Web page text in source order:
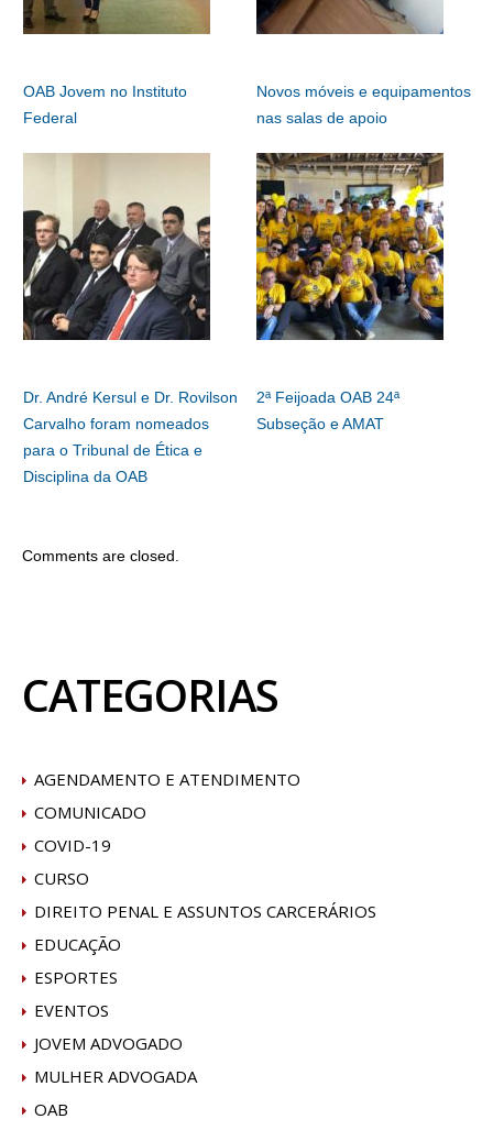
OAB Jovem no Instituto
Federal
Novos móveis e equipamentos
nas salas de apoio
Dr. André Kersul e Dr. Rovilson
Carvalho foram nomeados
para o Tribunal de Ética e
Disciplina da OAB
2ª Feijoada OAB 24ª
Subseção e AMAT
Comments are closed.
CATEGORIAS
AGENDAMENTO E ATENDIMENTO
COMUNICADO
COVID-19
CURSO
DIREITO PENAL E ASSUNTOS CARCERÁRIOS
EDUCAÇÃO
ESPORTES
EVENTOS
JOVEM ADVOGADO
MULHER ADVOGADA
OAB